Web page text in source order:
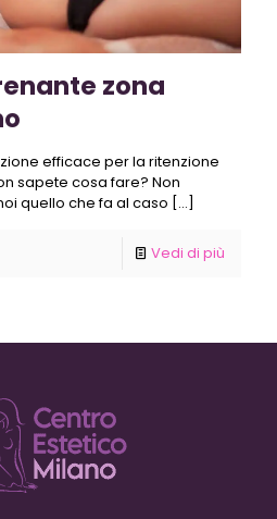
zona
efficace per la ritenzione
sapete cosa fare? Non
quello che fa al caso […]
Vedi di più